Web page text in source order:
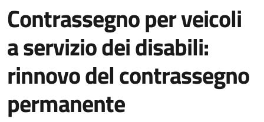
Contrassegno per veicoli
a servizio dei disabili:
rinnovo del contrassegno
permanente